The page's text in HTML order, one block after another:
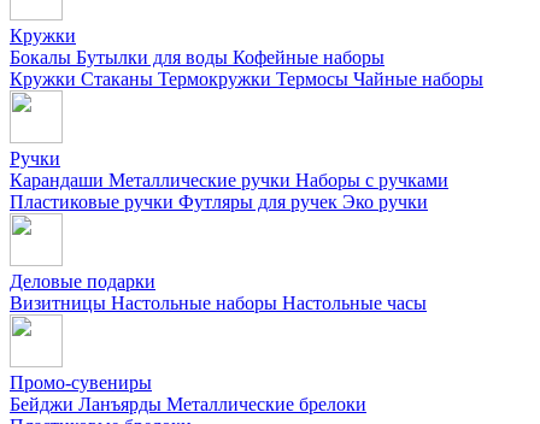
Кружки
Бокалы Бутылки для воды Кофейные наборы
Кружки Стаканы Термокружки Термосы Чайные наборы
Ручки
Карандаши Металлические ручки Наборы с ручками
Пластиковые ручки Футляры для ручек Эко ручки
Деловые подарки
Визитницы Настольные наборы Настольные часы
Промо-сувениры
Бейджи Ланъярды Металлические брелоки